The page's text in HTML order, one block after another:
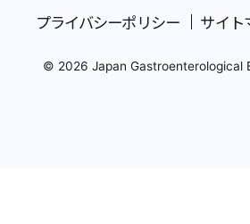
プライバシーポリシー サイト
© 2026 Japan Gastroenterological